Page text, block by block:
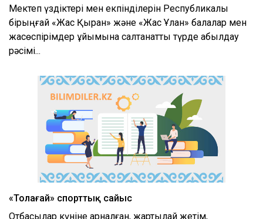
Мектеп үздіктері мен екпінділерін Республикалық
бірыңғай «Жас Қыран» және «Жас Ұлан» балалар мен
жасөспірімдер ұйымына салтанатты түрде қабылдау
рәсімі...
«Толағай» спорттық сайыс
Отбасылар күніне арналған, жартылай жетім,